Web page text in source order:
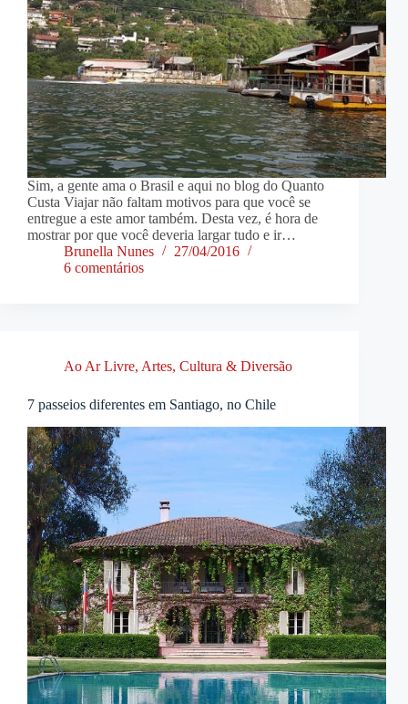
Sim, a gente ama o Brasil e aqui no blog do Quanto
Custa Viajar não faltam motivos para que você se
entregue a este amor também. Desta vez, é hora de
mostrar por que você deveria largar tudo e ir…
Brunella Nunes
27/04/2016
6 comentários
Ao Ar Livre, Artes, Cultura & Diversão
7 passeios diferentes em Santiago, no Chile